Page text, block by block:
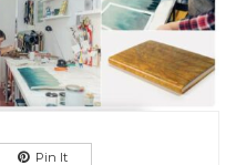
Pin It